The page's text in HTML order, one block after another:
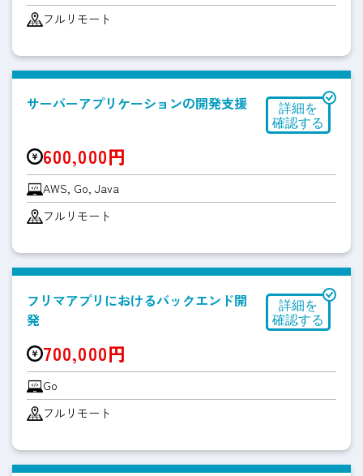
フルリモート
サーバーアプリケーションの開発支援
600,000円
AWS, Go, Java
フルリモート
フリマアプリにおけるバックエンド開
発
700,000円
Go
フルリモート